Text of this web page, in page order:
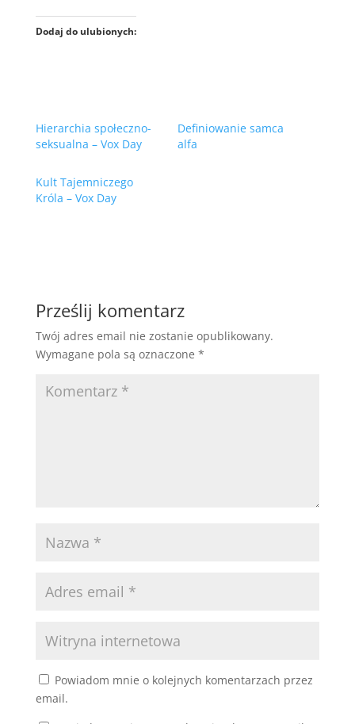
Dodaj do ulubionych:
Hierarchia społeczno-
seksualna – Vox Day
Definiowanie samca
alfa
Kult Tajemniczego
Króla – Vox Day
Prześlij komentarz
Twój adres email nie zostanie opublikowany.
Wymagane pola są oznaczone *
Powiadom mnie o kolejnych komentarzach przez
email.